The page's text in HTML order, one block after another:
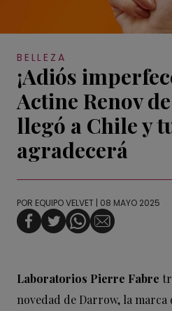
BELLEZA
¡Adiós
Actine Renov
llegó a Chile y
agradecerá
POR EQUIPO VELVET | 08 MAYO 2025
Laboratorios Pierre Fabre
novedad de Darrow, la